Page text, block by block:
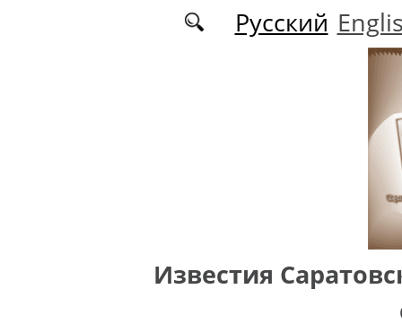
Перейти к основному содержаниюРусский
Известия